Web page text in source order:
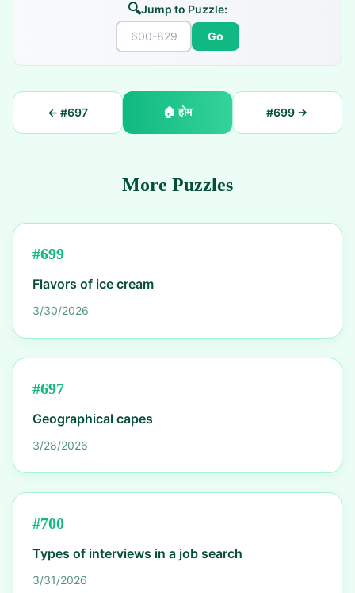
🔍Jump to Puzzle:
Go
← #697 🏠होम #699 →
More Puzzles
#699
Flavors of ice cream
3/30/2026
#697
Geographical capes
3/28/2026
#700
Types of interviews in a job search
3/31/2026